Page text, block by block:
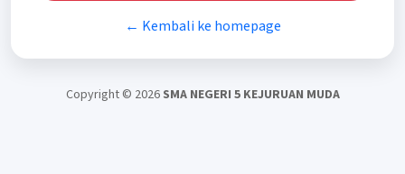
← Kembali ke homepage
Copyright © 2026 SMA NEGERI 5 KEJURUAN MUDA